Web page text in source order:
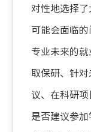
对性地选择
可能会面临
专业未来的
取保研、针
议、在科研项
是否建议参